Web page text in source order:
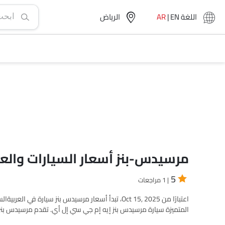
الرياض‎ اللغةEN
|
AR
مرسيدس-بنز أسعار السيارات
5 | 1 مراجعات
المتميزة سيارة مرسيدس بنز إيه إم جي سي إل أي. تقدم مرسيدس بنز حاليًا 47 نماذج سيارة جديدة عبر قطاعات مختلفة في